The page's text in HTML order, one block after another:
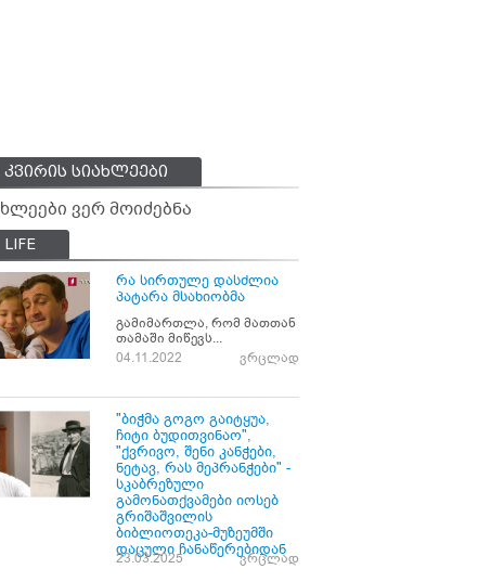
კვირის სიახლეები
ვერ მოიძებნა
LIFE
რა სირთულე დასძლია
პატარა მსახიობმა
გამიმართლა, რომ მათთან
თამაში მიწევს...
04.11.2022
ვრცლად
"ბიჭმა გოგო გაიტყუა,
ჩიტი ბუდითვინაო",
"ქვრივო, შენი კანჭები,
ნეტავ, რას მეპრანჭები" -
სკაბრეზული
გამონათქვამები იოსებ
გრიშაშვილის
ბიბლიოთეკა-მუზეუმში
დაცული ჩანაწერებიდან
23.03.2025 ვრცლად